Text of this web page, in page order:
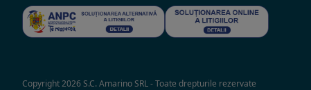
Copyright 2026 S.C. Amarino SRL - Toate drepturile rezervate